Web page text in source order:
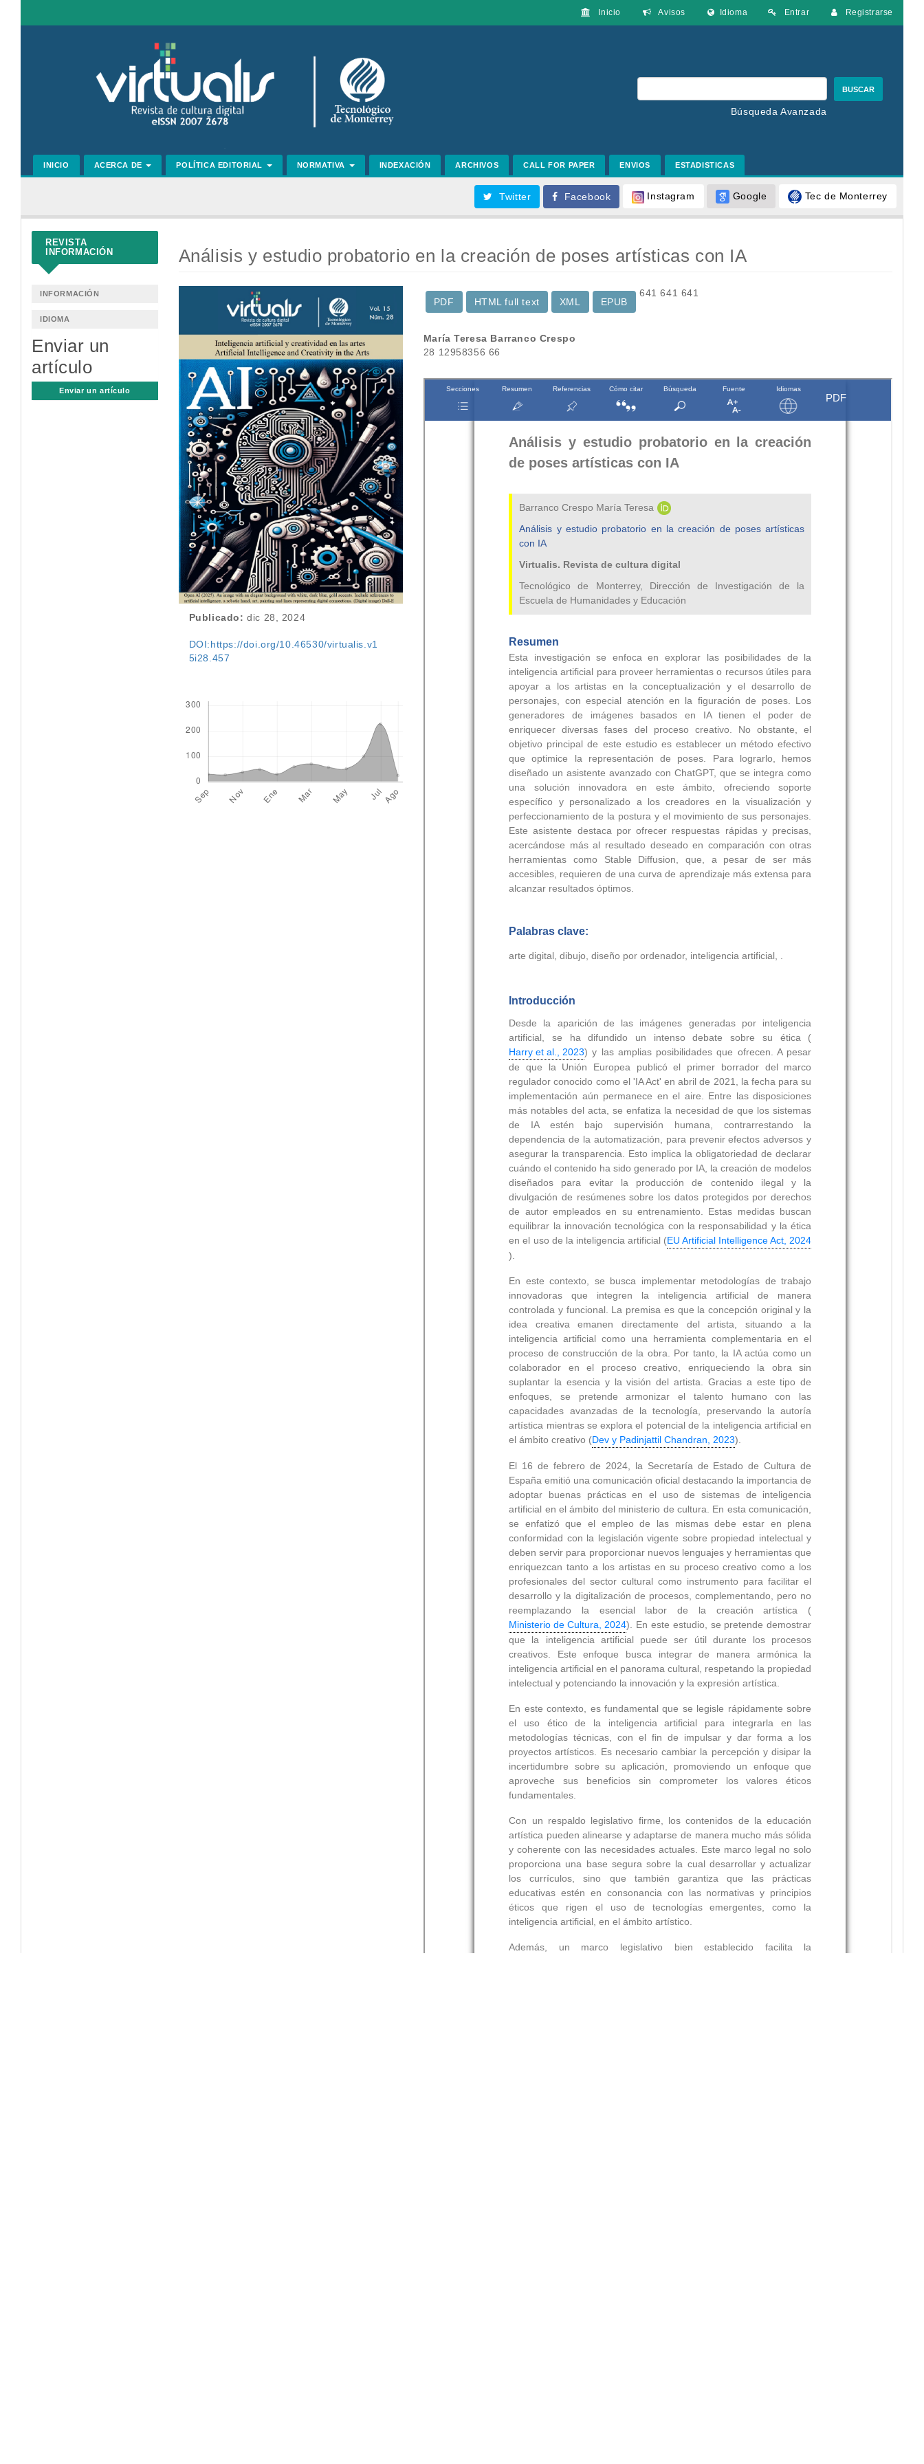
Entrar Registrarse
Inicio Avisos Idioma
BUSCAR
Búsqueda Avanzada
INICIO ACERCA DE POLÍTICA EDITORIAL NORMATIVA INDEXACIÓN ARCHIVOS CALL FOR PAPER ENVIOS ESTADISTICAS
Twitter Facebook Instagram Google Tec de Monterrey
REVISTA
INFORMACIÓN
INFORMACIÓN
IDIOMA
Enviar un
artículo
Enviar un artículo
Análisis y estudio probatorio en la creación de poses artísticas con IA
lateral
del
artículo
Publicado: dic 28, 2024
DOI:https://doi.org/10.46530/virtualis.v1
5i28.457
641
PDF
641
HTML full text
XML
641
EPUB
Contenido
del
artículo
María Teresa Barranco Crespo
28 12958356 66